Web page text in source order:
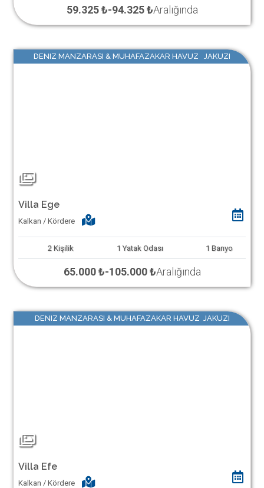
59.325 ₺-94.325 ₺Aralığında
DENIZ MANZARASI & MUHAFAZAKAR HAVUZ JAKUZI
Villa Ege
Kalkan / Kördere
2 Kişilik 1 Yatak Odası 1 Banyo
65.000 ₺-105.000 ₺Aralığında
DENIZ MANZARASI & MUHAFAZAKAR HAVUZ JAKUZI
Villa Efe
Kalkan / Kördere